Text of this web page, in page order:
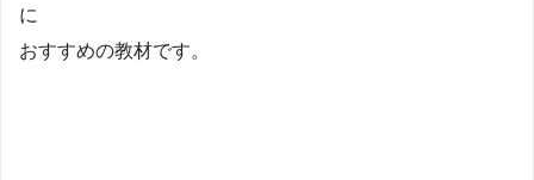
に
おすすめの教材です。